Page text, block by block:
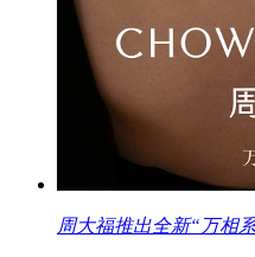
周大福推出全新“万相